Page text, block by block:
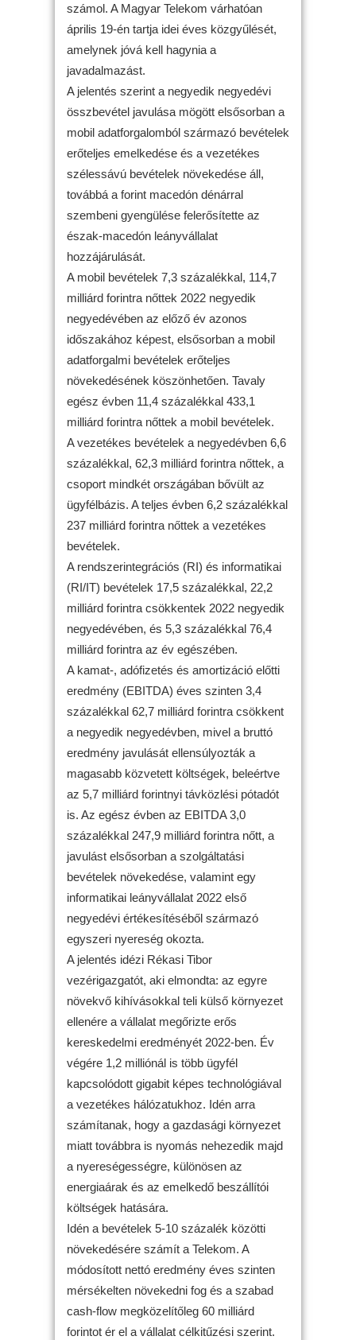
számol. A Magyar Telekom várhatóan
április 19-én tartja idei éves közgyűlését,
amelynek jóvá kell hagynia a
javadalmazást.
A jelentés szerint a negyedik negyedévi
összbevétel javulása mögött elsősorban a
mobil adatforgalomból származó bevételek
erőteljes emelkedése és a vezetékes
szélessávú bevételek növekedése áll,
továbbá a forint macedón dénárral
szembeni gyengülése felerősítette az
észak-macedón leányvállalat
hozzájárulását.
A mobil bevételek 7,3 százalékkal, 114,7
milliárd forintra nőttek 2022 negyedik
negyedévében az előző év azonos
időszakához képest, elsősorban a mobil
adatforgalmi bevételek erőteljes
növekedésének köszönhetően. Tavaly
egész évben 11,4 százalékkal 433,1
milliárd forintra nőttek a mobil bevételek.
A vezetékes bevételek a negyedévben 6,6
százalékkal, 62,3 milliárd forintra nőttek, a
csoport mindkét országában bővült az
ügyfélbázis. A teljes évben 6,2 százalékkal
237 milliárd forintra nőttek a vezetékes
bevételek.
A rendszerintegrációs (RI) és informatikai
(RI/IT) bevételek 17,5 százalékkal, 22,2
milliárd forintra csökkentek 2022 negyedik
negyedévében, és 5,3 százalékkal 76,4
milliárd forintra az év egészében.
A kamat-, adófizetés és amortizáció előtti
eredmény (EBITDA) éves szinten 3,4
százalékkal 62,7 milliárd forintra csökkent
a negyedik negyedévben, mivel a bruttó
eredmény javulását ellensúlyozták a
magasabb közvetett költségek, beleértve
az 5,7 milliárd forintnyi távközlési pótadót
is. Az egész évben az EBITDA 3,0
százalékkal 247,9 milliárd forintra nőtt, a
javulást elsősorban a szolgáltatási
bevételek növekedése, valamint egy
informatikai leányvállalat 2022 első
negyedévi értékesítéséből származó
egyszeri nyereség okozta.
A jelentés idézi Rékasi Tibor
vezérigazgatót, aki elmondta: az egyre
növekvő kihívásokkal teli külső környezet
ellenére a vállalat megőrizte erős
kereskedelmi eredményét 2022-ben. Év
végére 1,2 milliónál is több ügyfél
kapcsolódott gigabit képes technológiával
a vezetékes hálózatukhoz. Idén arra
számítanak, hogy a gazdasági környezet
miatt továbbra is nyomás nehezedik majd
a nyereségességre, különösen az
energiaárak és az emelkedő beszállítói
költségek hatására.
Idén a bevételek 5-10 százalék közötti
növekedésére számít a Telekom. A
módosított nettó eredmény éves szinten
mérsékelten növekedni fog és a szabad
cash-flow megközelítőleg 60 milliárd
forintot ér el a vállalat célkitűzési szerint.